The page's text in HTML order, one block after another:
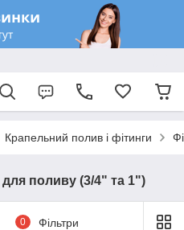
Крапельний полив і фітинги
для поливу (3/4" та 1")
0 Фільтри